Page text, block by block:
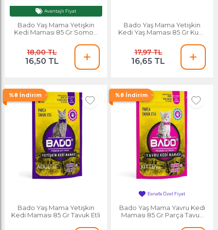
Avantajlı Fiyat
Bado Yaş Mama Yetişkin
Kedi Maması 85 Gr Somon
18,00 TL
16,50 TL
Bado Yaş Mama Yetişkin
Kedi Yaş Maması 85 Gr Kuzu
17,97 TL
16,65 TL
%8 İndirim
Bado Yaş Mama Yetişkin
Kedi Maması 85 Gr Tavuk Etli
%8 İndirim
Esnafa Özel Fiyat
Bado Yaş Mama Yavru Kedi
Maması 85 Gr Parça Tavuk